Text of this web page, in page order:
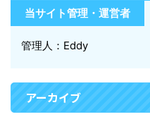
当サイト管理・運営者
管理人：Eddy
アーカイブ